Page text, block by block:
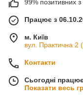
99% позитивних з
Працює з
м. Київ
вул. Практична 2
Контакти
Сьогодні
Показати весь